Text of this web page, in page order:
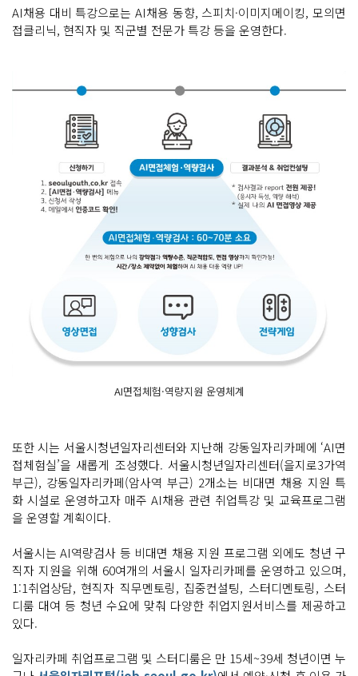
AI채용 대비 특강으로는 AI채용 동향, 스피치·이미지메이킹, 모의면
접클리닉, 현직자 및 직군별 전문가 특강 등을 운영한다.
AI면접체험·역량지원 운영체계
또한 시는 서울시청년일자리센터와 지난해 강동일자리카페에 ‘AI면
접체험실’을 새롭게 조성했다. 서울시청년일자리센터(을지로3가역
부근), 강동일자리카페(암사역 부근) 2개소는 비대면 채용 지원 특
화 시설로 운영하고자 매주 AI채용 관련 취업특강 및 교육프로그램
을 운영할 계획이다.
서울시는 AI역량검사 등 비대면 채용 지원 프로그램 외에도 청년 구
직자 지원을 위해 60여개의 서울시 일자리카페를 운영하고 있으며,
1:1취업상담, 현직자 직무멘토링, 집중컨설팅, 스터디멘토링, 스터
디룸 대여 등 청년 수요에 맞춰 다양한 취업지원서비스를 제공하고
있다.
일자리카페 취업프로그램 및 스터디룸은 만 15세~39세 청년이면 누